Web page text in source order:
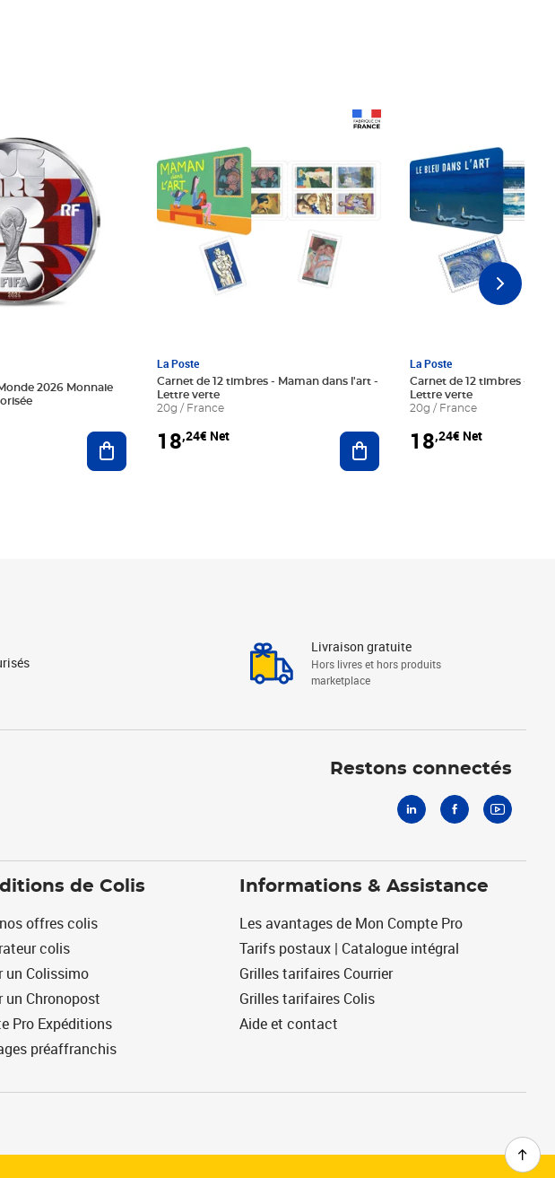
2026 Monnaie
Ajouter au panier
La Poste
Carnet de 12 timbres - Maman dans l'art -
Lettre verte
20g / France
18,24€ Net Ajouter au panier
La Poste
Carnet de 12 timbres - Le
Lettre verte
20g / France
18,24€ Net
Livraison gratuite
Hors livres et hors produits
marketplace
Restons connectés
de Colis
offres colis
colis
un Colissimo
un Chronopost
Pro Expéditions
préaffranchis
Informations & Assistance
Les avantages de Mon Compte Pro
Tarifs postaux | Catalogue intégral
Grilles tarifaires Courrier
Grilles tarifaires Colis
Aide et contact